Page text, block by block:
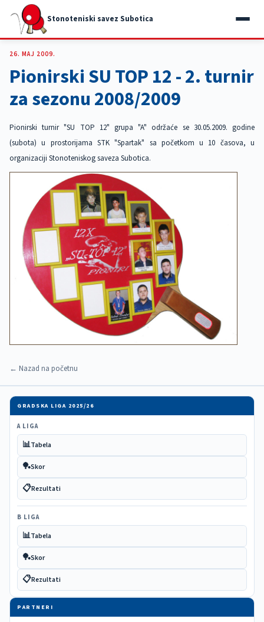
Stonoteniski savez Subotica
26. MAJ 2009.
Pionirski SU TOP 12 - 2. turnir
za sezonu 2008/2009
Pionirski turnir "SU TOP 12" grupa "A" održaće se 30.05.2009. godine
(subota) u prostorijama STK "Spartak" sa početkom u 10 časova, u
organizaciji Stonoteniskog saveza Subotica.
← Nazad na početnu
GRADSKA LIGA 2025/26
A LIGA
📊Tabela
🏓Skor
📋Rezultati
B LIGA
📊Tabela
🏓Skor
📋Rezultati
PARTNERI